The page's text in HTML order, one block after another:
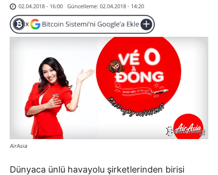
02.04.2018 - 16:00 Güncelleme: 02.04.2018 - 14:20
AirAsia
Dünyaca ünlü havayolu şirketlerinden birisi